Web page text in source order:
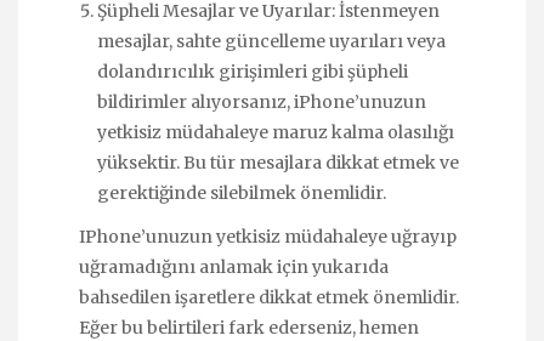
Şüpheli Mesajlar ve Uyarılar: İstenmeyen
mesajlar, sahte güncelleme uyarıları veya
dolandırıcılık girişimleri gibi şüpheli
bildirimler alıyorsanız, iPhone’unuzun
yetkisiz müdahaleye maruz kalma olasılığı
yüksektir. Bu tür mesajlara dikkat etmek ve
gerektiğinde silebilmek önemlidir.
IPhone’unuzun yetkisiz müdahaleye uğrayıp
uğramadığını anlamak için yukarıda
bahsedilen işaretlere dikkat etmek önemlidir.
Eğer bu belirtileri fark ederseniz, hemen